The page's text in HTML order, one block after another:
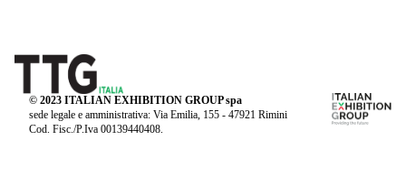
© 2023 ITALIAN EXHIBITION GROUP spa
sede legale e amministrativa: Via Emilia, 155 - 47921 Rimini
Cod. Fisc./P.Iva 00139440408.